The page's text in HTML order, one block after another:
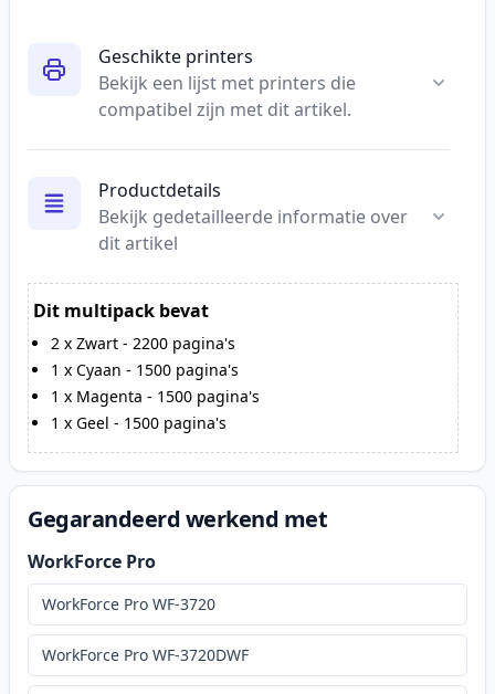
Geschikte printers
Bekijk een lijst met printers die
compatibel zijn met dit artikel.
Productdetails
Bekijk gedetailleerde informatie over
dit artikel
Dit multipack bevat
2 x Zwart - 2200 pagina's
1 x Cyaan - 1500 pagina's
1 x Magenta - 1500 pagina's
1 x Geel - 1500 pagina's
Gegarandeerd werkend met
WorkForce Pro
WorkForce Pro WF-3720
WorkForce Pro WF-3720DWF